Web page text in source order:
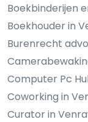
Boekbinderijen
Boekhouder in
Burenrecht
Computer Pc
Coworking in
Curator in